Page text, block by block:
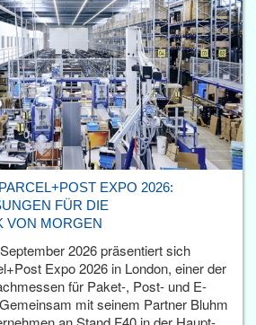
EXPO 2026:
FÜR DIE
VON MORGEN
2026 präsentiert sich
Expo 2026 in London, einer der
für Paket-, Post- und E-
mit seinem Partner Bluhm